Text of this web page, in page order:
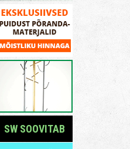
SW SOOVITAB